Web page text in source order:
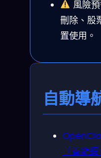
風險
刪除、股
置使用。
自動導
「養龍